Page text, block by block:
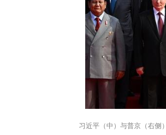
习近平（中）与普京（右侧